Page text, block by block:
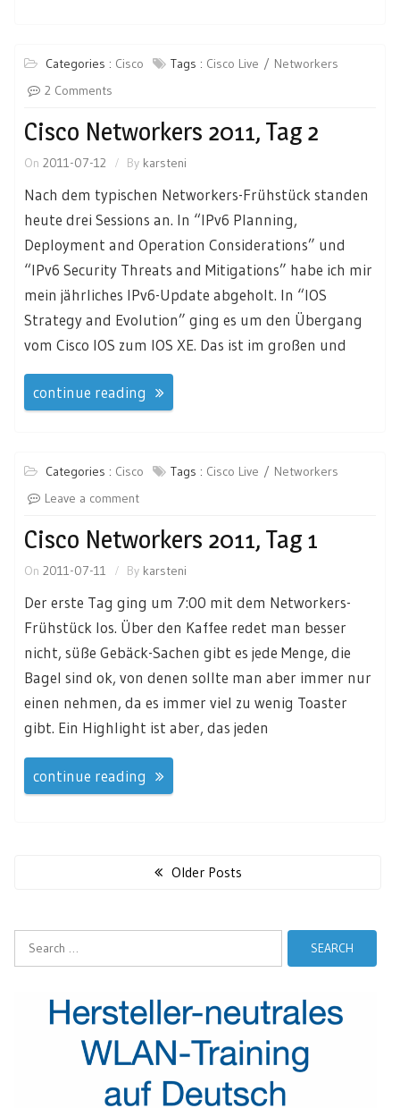
Categories : Cisco Tags : Cisco Live
Networkers
2 Comments
Cisco Networkers 2011, Tag 2
On 2011-07-12 By karsteni
Nach dem typischen Networkers-Frühstück standen
heute drei Sessions an. In “IPv6 Planning,
Deployment and Operation Considerations” und
“IPv6 Security Threats and Mitigations” habe ich mir
mein jährliches IPv6-Update abgeholt. In “IOS
Strategy and Evolution” ging es um den Übergang
vom Cisco IOS zum IOS XE. Das ist im großen und
continue reading
Categories : Cisco Tags : Cisco Live
Networkers
Leave a comment
Cisco Networkers 2011, Tag 1
On 2011-07-11 By karsteni
Der erste Tag ging um 7:00 mit dem Networkers-
Frühstück los. Über den Kaffee redet man besser
nicht, süße Gebäck-Sachen gibt es jede Menge, die
Bagel sind ok, von denen sollte man aber immer nur
einen nehmen, da es immer viel zu wenig Toaster
gibt. Ein Highlight ist aber, das jeden
continue reading
Older Posts